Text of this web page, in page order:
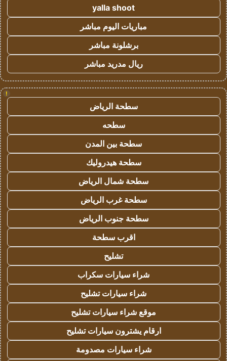
yalla shoot
مباريات اليوم مباشر
برشلونة مباشر
ريال مدريد مباشر
!
سطحة الرياض
سطحه
سطحة بين المدن
سطحة هيدروليك
سطحة شمال الرياض
سطحة غرب الرياض
سطحة جنوب الرياض
اقرب سطحة
تشليح
شراء سيارات سكراب
شراء سيارات تشليح
موقع شراء سيارات تشليح
ارقام يشترون سيارات تشليح
شراء سيارات مصدومة